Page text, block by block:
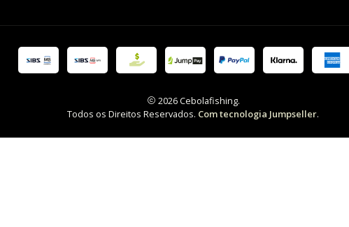
2026 Cebolafishing.
Todos os Direitos Reservados. Com tecnologia Jumpseller.